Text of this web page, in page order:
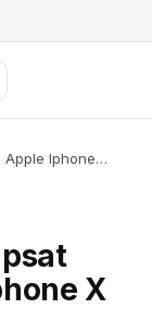
Apple Iphone…
X